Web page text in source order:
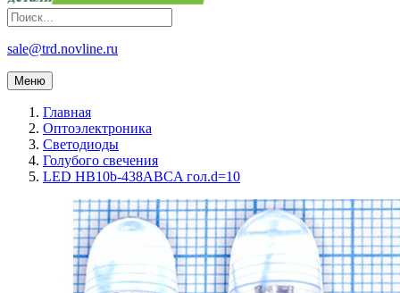
sale@trd.novline.ru
Меню
Главная
Оптоэлектроника
Светодиоды
Голубого свечения
LED HB10b-438ABCA гол.d=10